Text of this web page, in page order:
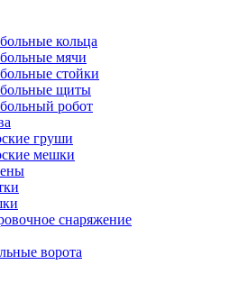
кольца
мячи
стойки
щиты
робот
груши
мешки
снаряжение
ворота